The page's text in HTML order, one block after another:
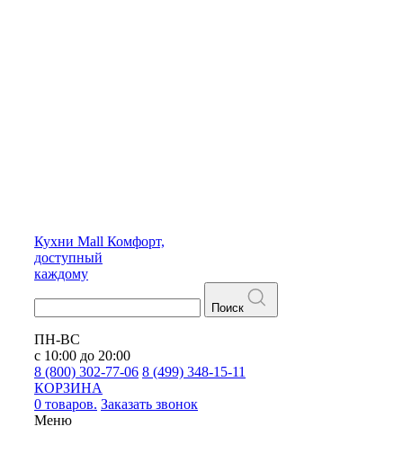
Кухни Mall Комфорт,
доступный
каждому
Поиск
ПН-ВС
с 10:00 до 20:00
8 (800) 302-77-06 8 (499) 348-15-11
КОРЗИНА
0 товаров. Заказать звонок
Меню